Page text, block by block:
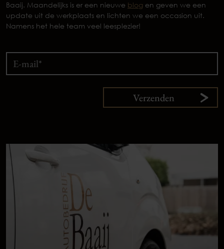
Baaij. Maandelijks is er een nieuwe blog en geven we een
update uit de werkplaats en lichten we een occasion uit.
Namens het hele team veel leesplezier!
Verzenden